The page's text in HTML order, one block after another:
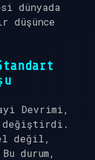
dünyada
düşünce
Devrimi,
değil,
durum,